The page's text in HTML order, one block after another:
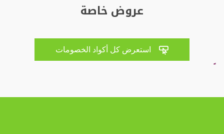
عروض خاصة
 استعرض كل أكواد الخصومات